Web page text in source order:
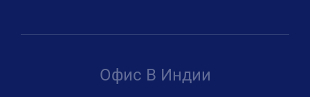
Офис В Индии